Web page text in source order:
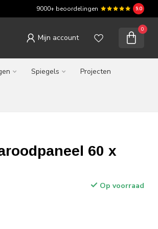
9000+ beoordelingen 9.0
Mijn account
0
Spiegels Projecten
60 x
Op voorraad